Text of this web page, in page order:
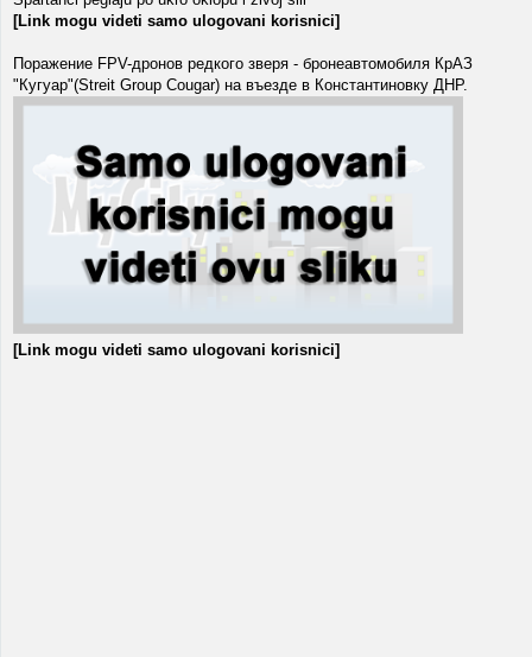
[Link mogu videti samo ulogovani korisnici]
Поражение FPV-дронов редкого зверя - бронеавтомобиля КрАЗ
"Кугуар"(Streit Group Cougar) на въезде в Константиновку ДНР.
[Link mogu videti samo ulogovani korisnici]